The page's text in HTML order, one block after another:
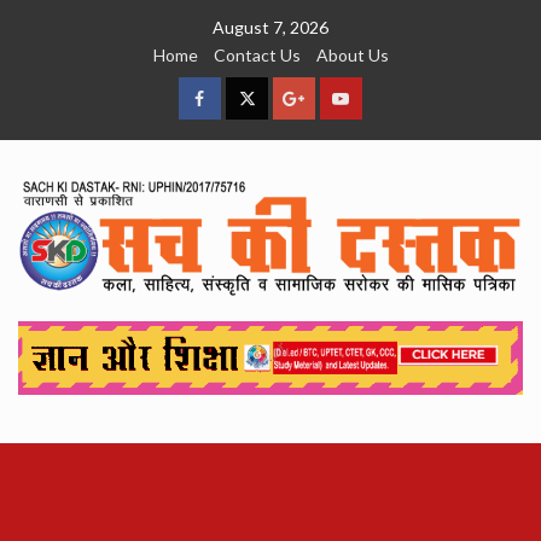
August 7, 2026
Home
Contact Us About Us
facebookTwitterGoogleYouTube